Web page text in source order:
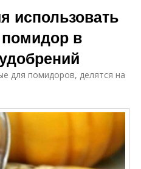
использовать
в
для помидоров, делятся на